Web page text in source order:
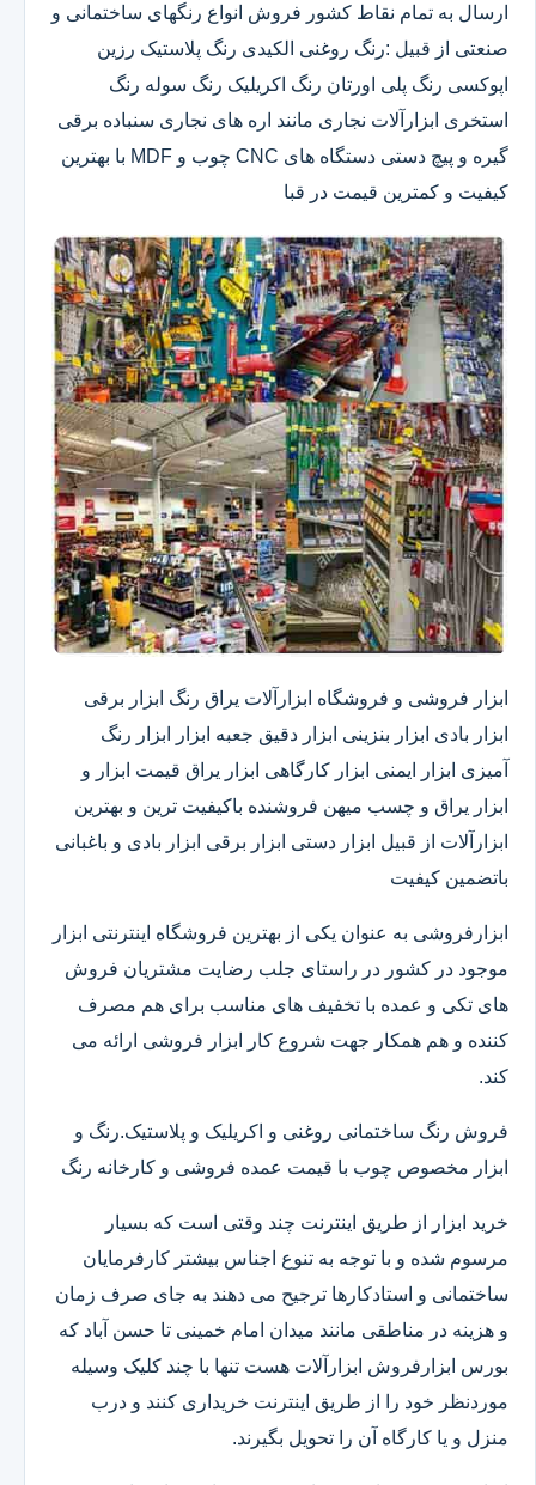
ارسال به تمام نقاط کشور فروش انواع رنگهای ساختمانی و
صنعتی از قبیل :رنگ روغنی الکیدی رنگ پلاستیک رزین
اپوکسی رنگ پلی اورتان رنگ اکریلیک رنگ سوله رنگ
استخری ابزارآلات نجاری مانند اره های نجاری سنباده برقی
گیره و پیچ دستی دستگاه های CNC چوب و MDF با بهترین
کیفیت و کمترین قیمت در قبا
ابزار فروشی و فروشگاه ابزارآلات یراق رنگ ابزار برقی
ابزار بادی ابزار بنزینی ابزار دقیق​ جعبه ابزار ابزار رنگ
آمیزی ابزار ایمنی ابزار کارگاهی ابزار یراق قیمت ابزار و
ابزار یراق و چسب میهن فروشنده باکیفیت ترین و بهترین
ابزارآلات از قبیل ابزار دستی ابزار برقی ابزار بادی و باغبانی
باتضمین کیفیت
ابزارفروشی به عنوان یکی از بهترین فروشگاه اینترنتی ابزار
موجود در کشور در راستای جلب رضایت مشتریان فروش
های تکی و عمده با تخفیف های مناسب برای هم مصرف
کننده و هم همکار جهت شروع کار ابزار فروشی ارائه می
کند.
فروش رنگ ساختمانی روغنی و اکریلیک و پلاستیک.رنگ و
ابزار مخصوص چوب با قیمت عمده فروشی و کارخانه رنگ
خرید ابزار از طریق اینترنت چند وقتی است که بسیار
مرسوم شده و با توجه به تنوع اجناس بیشتر کارفرمایان
ساختمانی و استادکارها ترجیح می دهند به جای صرف زمان
و هزینه در مناطقی مانند میدان امام خمینی تا حسن آباد که
بورس ابزارفروش ابزارآلات هست تنها با چند کلیک وسیله
موردنظر خود را از طریق اینترنت خریداری کنند و درب
منزل و یا کارگاه آن را تحویل بگیرند.